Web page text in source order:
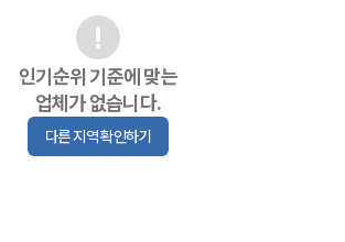
인기순위 기준에 맞는
업체가 없습니다.
다른 지역 확인하기